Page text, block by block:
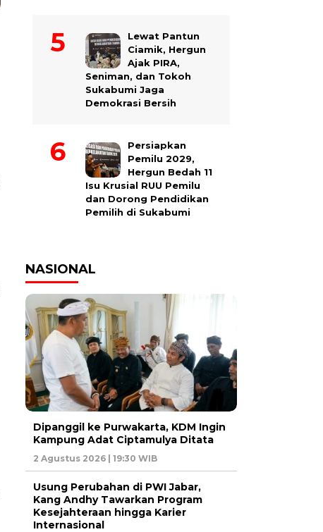
Lewat Pantun
Ciamik, Hergun
Ajak PIRA,
Seniman, dan Tokoh
Sukabumi Jaga
Demokrasi Bersih
Persiapkan
Pemilu 2029,
Hergun Bedah 11
Isu Krusial RUU Pemilu
dan Dorong Pendidikan
Pemilih di Sukabumi
NASIONAL
Dipanggil ke Purwakarta, KDM Ingin
Kampung Adat Ciptamulya Ditata
2 Agustus 2026 | 19:30 WIB
Usung Perubahan di PWI Jabar,
Kang Andhy Tawarkan Program
Kesejahteraan hingga Karier
Internasional